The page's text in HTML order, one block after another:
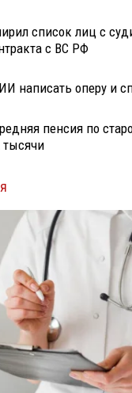
список лиц с
с ВС РФ
написать оперу и
пенсия по
тысячи